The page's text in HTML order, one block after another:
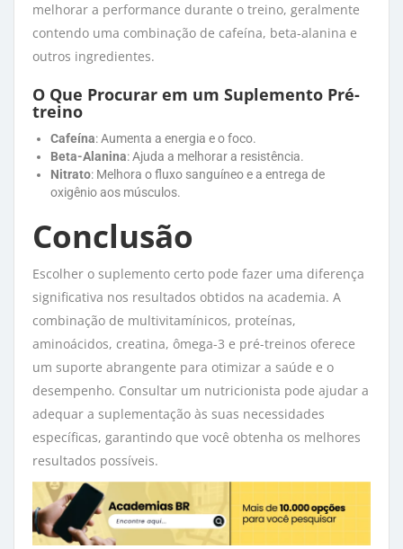
melhorar a performance durante o treino, geralmente
contendo uma combinação de cafeína, beta-alanina e
outros ingredientes.
O Que Procurar em um Suplemento Pré-
treino
Cafeína: Aumenta a energia e o foco.
Beta-Alanina: Ajuda a melhorar a resistência.
Nitrato: Melhora o fluxo sanguíneo e a entrega de
oxigênio aos músculos.
Conclusão
Escolher o suplemento certo pode fazer uma diferença
significativa nos resultados obtidos na academia. A
combinação de multivitamínicos, proteínas,
aminoácidos, creatina, ômega-3 e pré-treinos oferece
um suporte abrangente para otimizar a saúde e o
desempenho. Consultar um nutricionista pode ajudar a
adequar a suplementação às suas necessidades
específicas, garantindo que você obtenha os melhores
resultados possíveis.